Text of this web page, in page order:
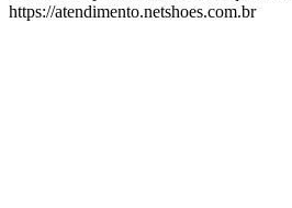
https://atendimento.netshoes.com.br